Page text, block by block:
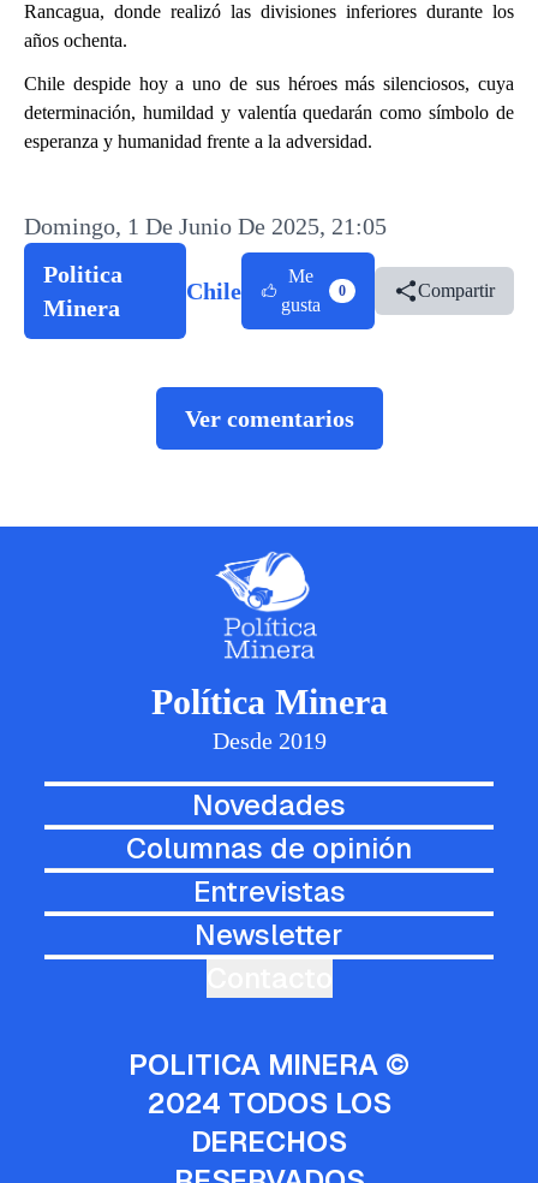
Rancagua, donde realizó las divisiones inferiores durante los
años ochenta.
Chile despide hoy a uno de sus héroes más silenciosos, cuya
determinación, humildad y valentía quedarán como símbolo de
esperanza y humanidad frente a la adversidad.
Domingo, 1 De Junio De 2025, 21:05
Politica
Minera
Chile
Me
gusta
0 Compartir
Ver comentarios
Política Minera
Desde 2019
Novedades
Columnas de opinión
Entrevistas
Newsletter
POLITICA MINERA ©
2024 TODOS LOS
DERECHOS